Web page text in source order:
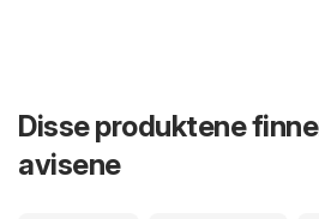
Disse produktene
avisene